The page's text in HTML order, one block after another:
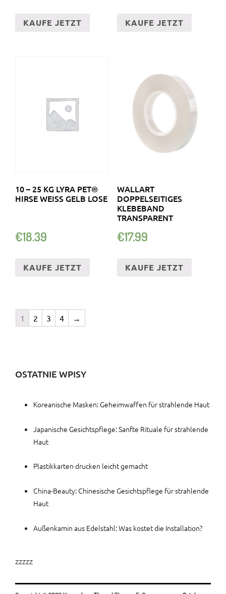
KAUFE JETZT KAUFE JETZT
10 – 25 KG LYRA PET®
HIRSE WEISS GELB LOSE
€18.39
KAUFE JETZT
WALLART
DOPPELSEITIGES
KLEBEBAND
TRANSPARENT
€17.99
KAUFE JETZT
1 2 3 4 →
OSTATNIE WPISY
Koreanische Masken: Geheimwaffen für strahlende Haut
Japanische Gesichtspflege: Sanfte Rituale für strahlende
Haut
Plastikkarten drucken leicht gemacht
China-Beauty: Chinesische Gesichtspflege für strahlende
Haut
Außenkamin aus Edelstahl: Was kostet die Installation?
zzzzz